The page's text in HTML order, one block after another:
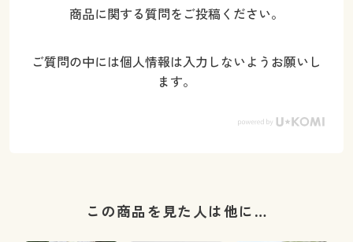
商品に関する質問をご投稿ください。
ご質問の中には個人情報は入力しないようお願いし
ます。
この商品を見た人は他に…